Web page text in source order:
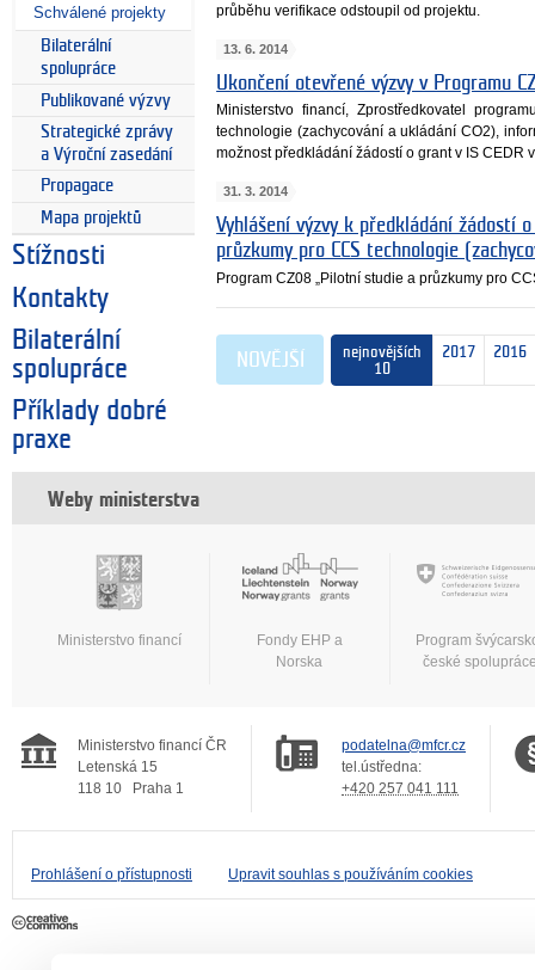
Schválené projekty
Bilaterální
spolupráce
Publikované výzvy
Strategické zprávy
a Výroční zasedání
Propagace
Mapa projektů
Stížnosti
Kontakty
Bilaterální
spolupráce
Příklady dobré
praxe
průběhu verifikace odstoupil od projektu.
13. 6. 2014
Ukončení otevřené výzvy v Programu
Ministerstvo financí, Zprostředkovatel
technologie (zachycování a ukládání CO2),
možnost předkládání žádostí o grant v IS CEDR
31. 3. 2014
Vyhlášení výzvy k předkládání žádostí
průzkumy pro CCS technologie
Program CZ08 „Pilotní studie a průzkumy pro
nejnovějších
10
2017 2016
NOVĚJŠÍ
Weby ministerstva
Ministerstvo financí
Fondy EHP a
Norska
Program
české
Ministerstvo financí ČR
Letenská 15
118 10
Praha 1
podatelna@mfcr.cz
tel.ústředna:
+420 257 041 111
Prohlášení o přístupnosti Upravit souhlas s používáním cookies